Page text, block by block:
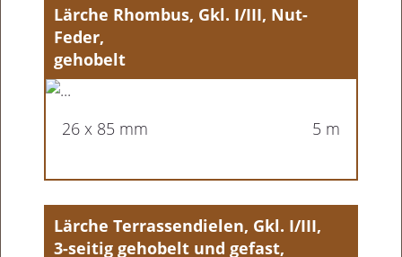
Lärche Rhombus, Gkl. I/III, Nut-
Feder,
gehobelt
26 x 85 mm 5 m
Lärche Terrassendielen, Gkl. I/III,
3-seitig gehobelt und gefast,